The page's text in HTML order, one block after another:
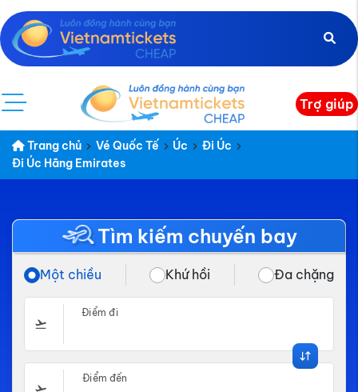
Trợ giúp
Trang chủ Vé Quốc Tế Úc
Đi Úc
Đi Úc Hãng Emirates
Tìm kiếm chuyến bay
Một chiều Khứ hồi Đa chặng
Điểm đi
Điểm đến